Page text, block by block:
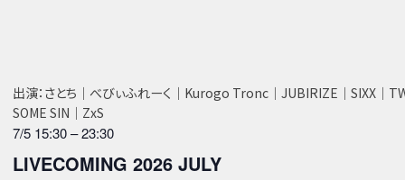
7/5 15:30–23:30
LIVECOMING 2026 JULY
出演：さとち｜べびぃふれーく｜Kurogo Tronc｜JUBIRIZE｜SIXX｜
SOME SIN｜ZxS